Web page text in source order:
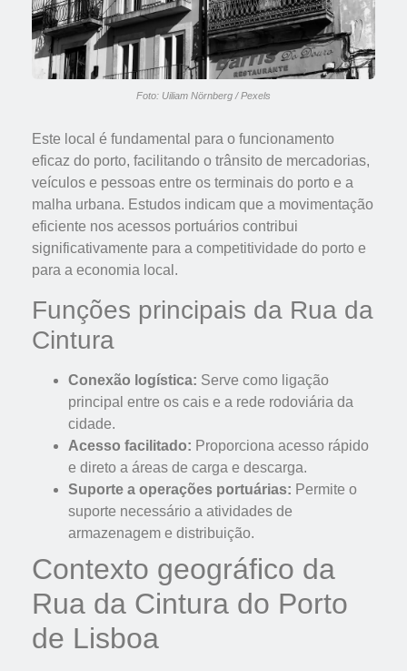
Foto: Uiliam Nörnberg / Pexels
Este local é fundamental para o funcionamento
eficaz do porto, facilitando o trânsito de mercadorias,
veículos e pessoas entre os terminais do porto e a
malha urbana. Estudos indicam que a movimentação
eficiente nos acessos portuários contribui
significativamente para a competitividade do porto e
para a economia local.
Funções principais da Rua da
Cintura
Conexão logística: Serve como ligação
principal entre os cais e a rede rodoviária da
cidade.
Acesso facilitado: Proporciona acesso rápido
e direto a áreas de carga e descarga.
Suporte a operações portuárias: Permite o
suporte necessário a atividades de
armazenagem e distribuição.
Contexto geográfico da
Rua da Cintura do Porto
de Lisboa